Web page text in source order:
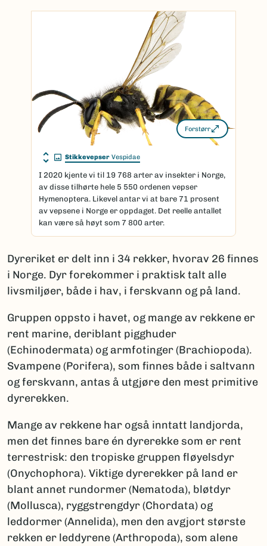
Forstørr
Stikkevepser Vespidae
I 2020 kjente vi til 19 768 arter av insekter i Norge,
av disse tilhørte hele 5 550 ordenen vepser
Hymenoptera. Likevel antar vi at bare 71 prosent
av vepsene i Norge er oppdaget. Det reelle antallet
kan være så høyt som 7 800 arter.
Dyreriket er delt inn i 34 rekker, hvorav 26 finnes
i Norge. Dyr forekommer i praktisk talt alle
livsmiljøer, både i hav, i ferskvann og på land.
Gruppen oppsto i havet, og mange av rekkene er
rent marine, deriblant pigghuder
(Echinodermata) og armfotinger (Brachiopoda).
Svampene (Porifera), som finnes både i saltvann
og ferskvann, antas å utgjøre den mest primitive
dyrerekken.
Mange av rekkene har også inntatt landjorda,
men det finnes bare én dyrerekke som er rent
terrestrisk: den tropiske gruppen fløyelsdyr
(Onychophora). Viktige dyrerekker på land er
blant annet rundormer (Nematoda), bløtdyr
(Mollusca), ryggstrengdyr (Chordata) og
leddormer (Annelida), men den avgjort største
rekken er leddyrene (Arthropoda), som alene